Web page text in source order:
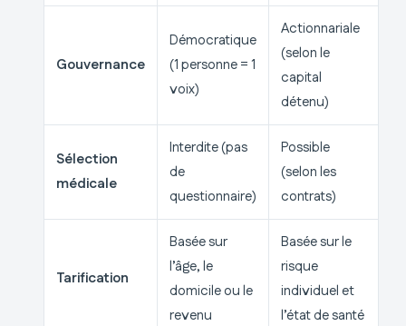
Gouvernance
Démocratique
(1 personne = 1
voix)
Actionnariale
(selon le
capital
détenu)
Sélection
médicale
Interdite (pas
de
questionnaire)
Possible
(selon les
contrats)
Tarification
Basée sur
l’âge, le
domicile ou le
revenu
Basée sur le
risque
individuel et
l’état de santé